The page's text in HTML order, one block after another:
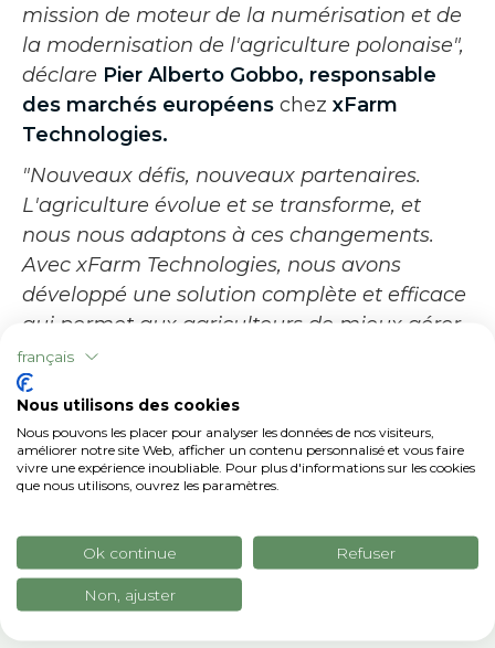
mission de moteur de la numérisation et de
la modernisation de l'agriculture polonaise",
déclare Pier Alberto Gobbo, responsable
des marchés européens chez xFarm
Technologies.
"Nouveaux défis, nouveaux partenaires.
L'agriculture évolue et se transforme, et
nous nous adaptons à ces changements.
Avec xFarm Technologies, nous avons
développé une solution complète et efficace
qui permet aux agriculteurs de mieux gérer
leurs exploitations et de répondre aux
attentes de l'agriculture moderne. Nous
sommes prêts à relever les défis de l'avenir",
déclareTomasz Żywiczka, directeur des
ventes et du marketingdeKrukowiak.
français
Nous utilisons des cookies
Nous pouvons les placer pour analyser les données de nos visiteurs,
améliorer notre site Web, afficher un contenu personnalisé et vous faire
vivre une expérience inoubliable. Pour plus d'informations sur les cookies
que nous utilisons, ouvrez les paramètres.
Ok continue Refuser
Non, ajuster